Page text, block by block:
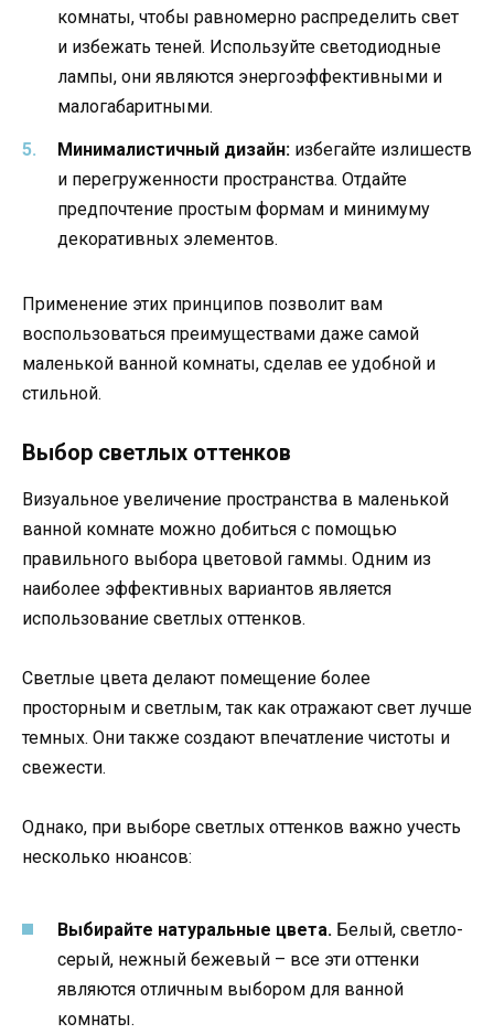
комнаты, чтобы равномерно распределить свет
и избежать теней. Используйте светодиодные
лампы, они являются энергоэффективными и
малогабаритными.
Минималистичный дизайн: избегайте излишеств
и перегруженности пространства. Отдайте
предпочтение простым формам и минимуму
декоративных элементов.
Применение этих принципов позволит вам
воспользоваться преимуществами даже самой
маленькой ванной комнаты, сделав ее удобной и
стильной.
Выбор светлых оттенков
Визуальное увеличение пространства в маленькой
ванной комнате можно добиться с помощью
правильного выбора цветовой гаммы. Одним из
наиболее эффективных вариантов является
использование светлых оттенков.
Светлые цвета делают помещение более
просторным и светлым, так как отражают свет лучше
темных. Они также создают впечатление чистоты и
свежести.
Однако, при выборе светлых оттенков важно учесть
несколько нюансов:
Выбирайте натуральные цвета. Белый, светло-
серый, нежный бежевый – все эти оттенки
являются отличным выбором для ванной
комнаты.